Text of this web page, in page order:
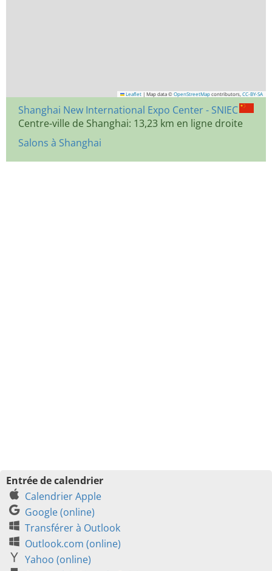
Leaflet | Map data © OpenStreetMap contributors, CC-BY-SA
Shanghai New International Expo Center - SNIEC
Centre-ville de Shanghai: 13,23 km en ligne droite
Salons à Shanghai
Entrée de calendrier
Calendrier Apple
Google (online)
Transférer à Outlook
Outlook.com (online)
Yahoo (online)